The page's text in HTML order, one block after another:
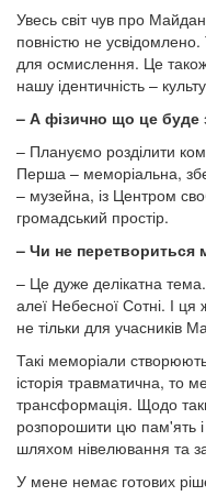
Увесь світ чув про
повністю не
для осмислення. Це
нашу ідентичність –
– А фізично що це буде
– Плануємо розділити
Перша – меморіальна,
– музейна, із Центром
громадський простір.
– Чи не перетвориться
– Це дуже делікатна
алеї Небесної Сотні. І
не тільки для учасників
Такі меморіали
історія травматична, то
трансформація. Щодо
розпорошити цю пам'ять
шляхом нівелювання та
У мене немає готових